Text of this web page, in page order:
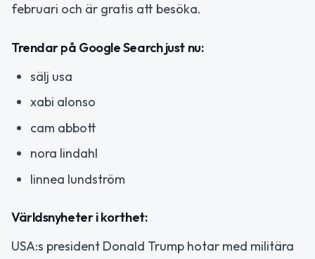
februari och är gratis att besöka.
Trendar på Google Search just nu:
sälj usa
xabi alonso
cam abbott
nora lindahl
linnea lundström
Världsnyheter i korthet:
USA:s president Donald Trump hotar med militära